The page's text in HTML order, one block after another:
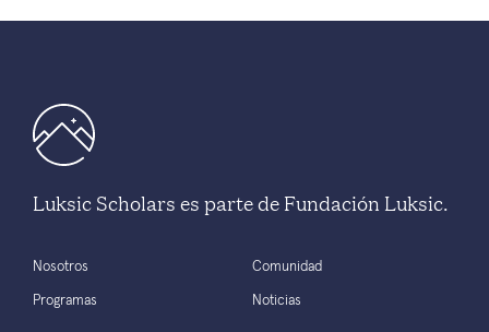
Luksic Scholars es parte de Fundación Luksic.
Nosotros
Programas
Comunidad
Noticias